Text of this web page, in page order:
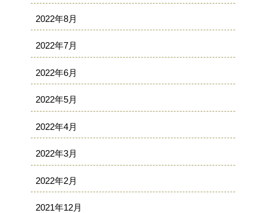
2022年8月
2022年7月
2022年6月
2022年5月
2022年4月
2022年3月
2022年2月
2021年12月